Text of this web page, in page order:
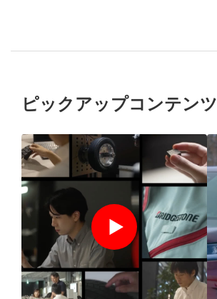
ピックアップコンテンツ